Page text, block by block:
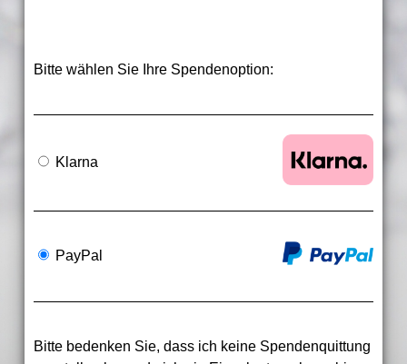
Bitte wählen Sie Ihre Spendenoption:
Klarna
PayPal
Bitte bedenken Sie, dass ich keine Spendenquittung